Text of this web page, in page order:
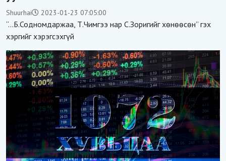
Shuurhai 2023-01-23 07:05:00
“...Б.Содномдаржаа, Т.Чимгээ нар С.Зоригийг хөнөөсөн” гэх
хэргийг хэрэгсэхгүй